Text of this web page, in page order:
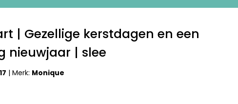
| Gezellige kerstdagen en een
nieuwjaar | slee
|Merk: Monique